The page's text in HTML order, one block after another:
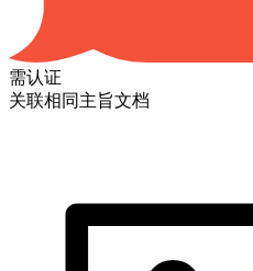
需认证
关联相同主旨文档